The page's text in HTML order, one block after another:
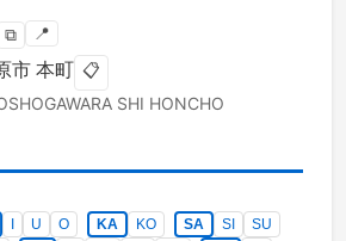
⧉ 📍
市 本町 📋
SHI HONCHO
U O KA KO SA SI
SU